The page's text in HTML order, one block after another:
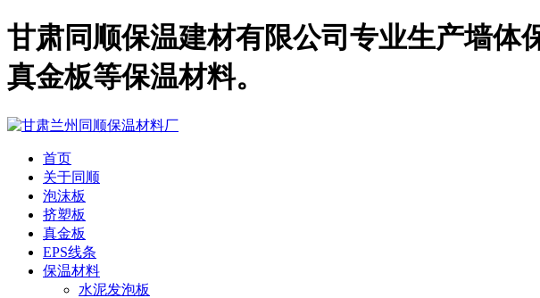
甘肃同顺保温建材有限公司专业生产墙体
真金板等保温材料。
首页
关于同顺
泡沫板
挤塑板
真金板
EPS线条
保温材料
水泥发泡板